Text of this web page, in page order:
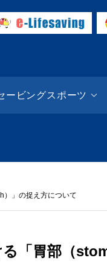
セービング協会（JLA
ービングスポーツ
）」の捉え方について
「胃部（